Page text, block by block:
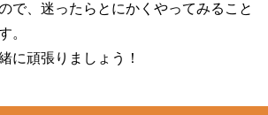
で、迷ったらとにかくやってみること
。
に頑張りましょう！